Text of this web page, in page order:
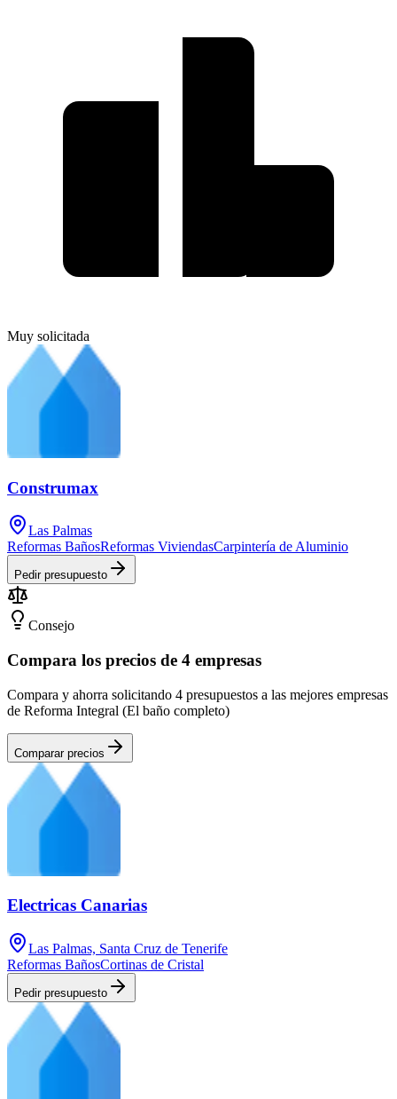
Muy solicitada
Construmax
Las Palmas
Reformas BañosReformas ViviendasCarpintería de Aluminio
Pedir presupuesto
Consejo
Compara los precios de 4 empresas
Compara y ahorra solicitando 4 presupuestos a las mejores empresas
de Reforma Integral (El baño completo)
Comparar precios
Electricas Canarias
Las Palmas, Santa Cruz de Tenerife
Reformas BañosCortinas de Cristal
Pedir presupuesto